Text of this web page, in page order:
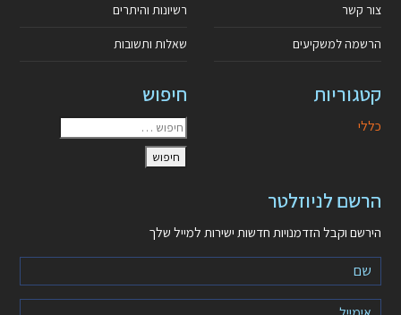
צור קשר
הרשמה למשקיעים
רשיונות והיתרים
שאלות ותשובות
קטגוריות
כללי
חיפוש
הרשם לניוזלטר
הירשם וקבל הזדמנויות חדשות ישירות למייל שלך